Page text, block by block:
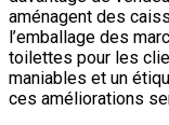
aménagent des
l’emballage des
toilettes pour les
maniables et un
ces améliorations